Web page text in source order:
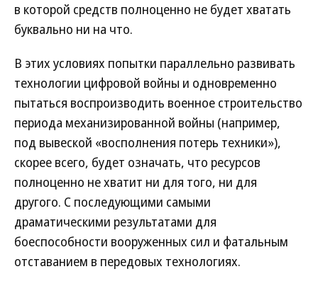
в которой средств полноценно не будет хватать
буквально ни на что.
В этих условиях попытки параллельно развивать
технологии цифровой войны и одновременно
пытаться воспроизводить военное строительство
периода механизированной войны (например,
под вывеской «восполнения потерь техники»),
скорее всего, будет означать, что ресурсов
полноценно не хватит ни для того, ни для
другого. С последующими самыми
драматическими результатами для
боеспособности вооруженных сил и фатальным
отставанием в передовых технологиях.